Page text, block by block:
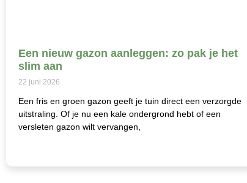
Een nieuw gazon aanleggen: zo pak je het
slim aan
22 juni 2026
Een fris en groen gazon geeft je tuin direct een verzorgde
uitstraling. Of je nu een kale ondergrond hebt of een
versleten gazon wilt vervangen,